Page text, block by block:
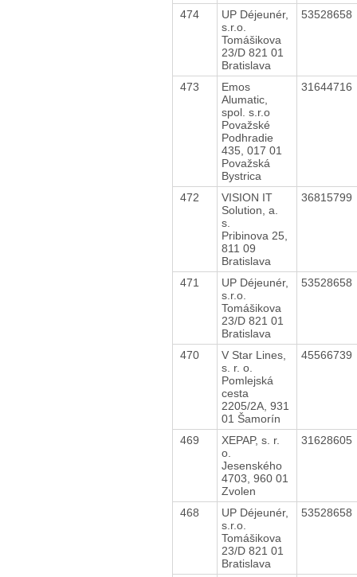
474
UP Déjeunér,
s.r.o.
Tomášikova
23/D 821 01
Bratislava
53528658
473
Emos
Alumatic,
spol. s.r.o
Považské
Podhradie
435, 017 01
Považská
Bystrica
31644716
472
VISION IT
Solution, a.
s.
Pribinova 25,
811 09
Bratislava
36815799
471
UP Déjeunér,
s.r.o.
Tomášikova
23/D 821 01
Bratislava
53528658
470
V Star Lines,
s. r. o.
Pomlejská
cesta
2205/2A, 931
01 Šamorín
45566739
469
XEPAP, s. r.
o.
Jesenského
4703, 960 01
Zvolen
31628605
468
UP Déjeunér,
s.r.o.
Tomášikova
23/D 821 01
Bratislava
53528658